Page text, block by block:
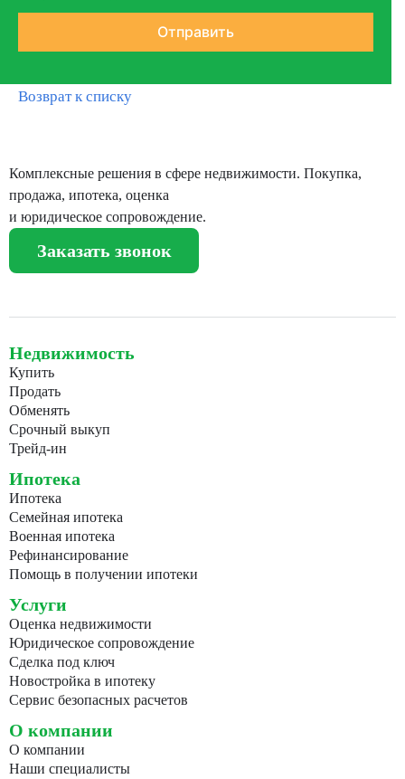
Возврат к списку
Комплексные решения в сфере недвижимости. Покупка,
продажа, ипотека, оценка
и юридическое сопровождение.
Заказать звонок
Недвижимость
Купить
Продать
Обменять
Срочный выкуп
Трейд-ин
Ипотека
Ипотека
Семейная ипотека
Военная ипотека
Рефинансирование
Помощь в получении ипотеки
Услуги
Оценка недвижимости
Юридическое сопровождение
Сделка под ключ
Новостройка в ипотеку
Сервис безопасных расчетов
О компании
О компании
Наши специалисты